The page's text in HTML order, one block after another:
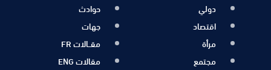
دولي
اقتصاد
مرأة
مجتمع
حوادث
جهات
مقــالات FR
مقالات ENG